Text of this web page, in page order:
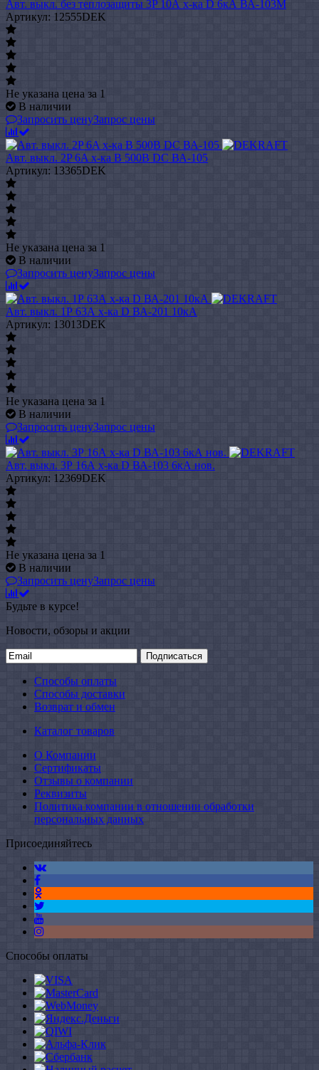
Авт. выкл. без теплозащиты 3P 10А х-ка D 6кА ВА-103M
Артикул: 12555DEK
Не указана цена за 1
В наличии
Запросить ценуЗапрос цены
Авт. выкл. 2P 6A х-ка B 500В DC ВА-105
Артикул: 13365DEK
Не указана цена за 1
В наличии
Запросить ценуЗапрос цены
Авт. выкл. 1Р 63А х-ка D ВА-201 10кА
Артикул: 13013DEK
Не указана цена за 1
В наличии
Запросить ценуЗапрос цены
Авт. выкл. 3Р 16А х-ка D ВА-103 6кА нов.
Артикул: 12369DEK
Не указана цена за 1
В наличии
Запросить ценуЗапрос цены
Будьте в курсе!
Новости, обзоры и акции
Подписаться
Способы оплаты
Способы доставки
Возврат и обмен
Каталог товаров
О Компании
Сертификаты
Отзывы о компании
Реквизиты
Политика компании в отношении обработки
персональных данных
Присоединяйтесь
Способы оплаты